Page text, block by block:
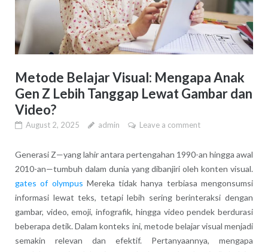
Metode Belajar Visual: Mengapa Anak
Gen Z Lebih Tanggap Lewat Gambar dan
Video?
August 2, 2025 admin Leave a comment
Generasi Z—yang lahir antara pertengahan 1990-an hingga awal
2010-an—tumbuh dalam dunia yang dibanjiri oleh konten visual.
gates of olympus Mereka tidak hanya terbiasa mengonsumsi
informasi lewat teks, tetapi lebih sering berinteraksi dengan
gambar, video, emoji, infografik, hingga video pendek berdurasi
beberapa detik. Dalam konteks ini, metode belajar visual menjadi
semakin relevan dan efektif. Pertanyaannya, mengapa